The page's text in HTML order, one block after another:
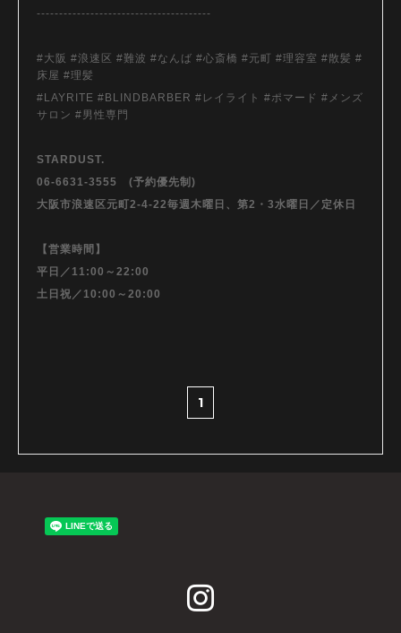
---------------------------------------
#大阪 #浪速区 #難波 #なんば #心斎橋 #元町 #理容室 #散髪 #
床屋 #理髪
#LAYRITE #BLINDBARBER #レイライト #ポマード #メンズ
サロン #男性専門
STARDUST.
06-6631-3555 (予約優先制)
大阪市浪速区元町2-4-22毎週木曜日、第2・3水曜日／定休日
【営業時間】
平日／11:00～22:00
土日祝／10:00～20:00
1